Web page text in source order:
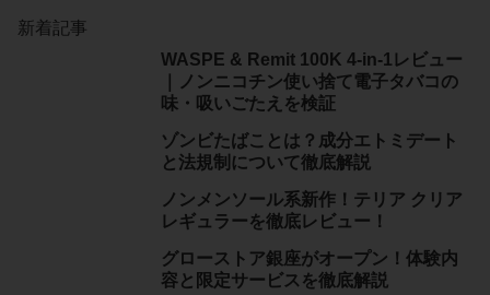
新着記事
WASPE & Remit 100K 4-in-1レビュー
｜ノンニコチン使い捨て電子タバコの
味・吸いごたえを検証
ゾンビたばことは？成分エトミデート
と法規制について徹底解説
ノンメンソール系新作！テリア クリア
レギュラーを徹底レビュー！
グローストア銀座がオープン！体験内
容と限定サービスを徹底解説